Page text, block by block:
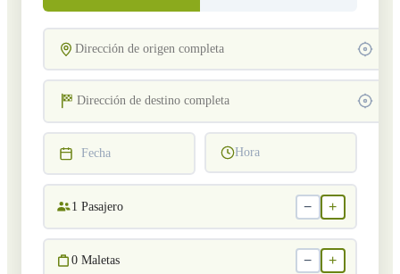
Fecha Hora
1 Pasajero − +
0 Maletas − +